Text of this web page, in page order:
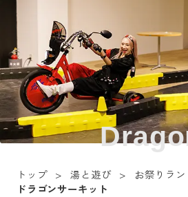
トップ 湯と遊び
お祭りラン
ドラゴンサーキット